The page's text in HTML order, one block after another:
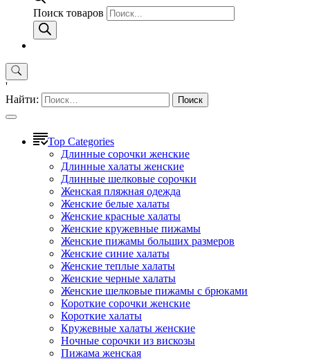
Поиск товаров
'
Найти:
Top Categories
Длинные сорочки женские
Длинные халаты женские
Длинные шелковые сорочки
Женская пляжная одежда
Женские белые халаты
Женские красные халаты
Женские кружевные пижамы
Женские пижамы больших размеров
Женские синие халаты
Женские теплые халаты
Женские черные халаты
Женские шелковые пижамы с брюками
Короткие сорочки женские
Короткие халаты
Кружевные халаты женские
Ночные сорочки из вискозы
Пижама женская